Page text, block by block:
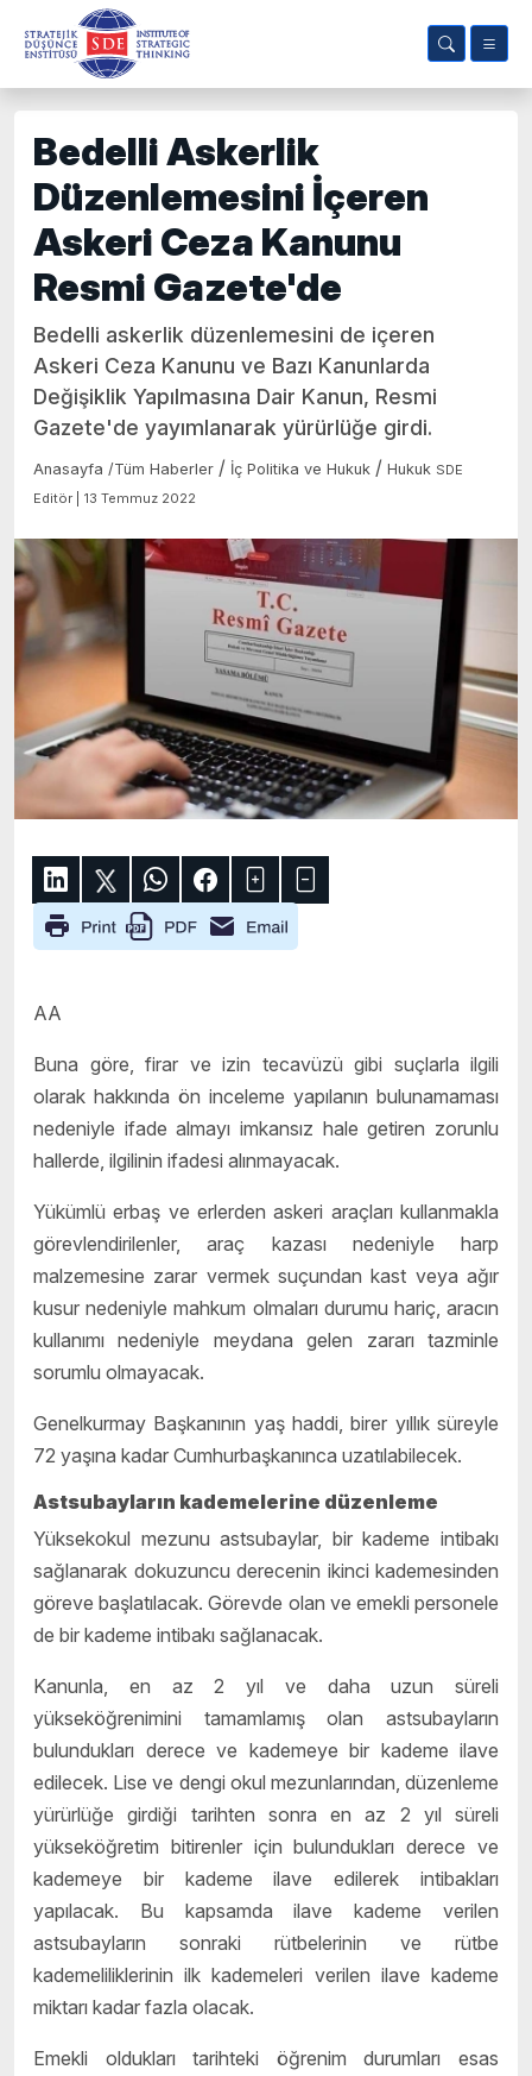
Bedelli Askerlik
Düzenlemesini İçeren
Askeri Ceza Kanunu
Resmi Gazete'de
Bedelli askerlik düzenlemesini de içeren
Askeri Ceza Kanunu ve Bazı Kanunlarda
Değişiklik Yapılmasına Dair Kanun, Resmi
Gazete'de yayımlanarak yürürlüğe girdi.
Anasayfa /Tüm Haberler / İç Politika ve Hukuk / Hukuk SDE
Editör | 13 Temmuz 2022
AA
Buna göre, firar ve izin tecavüzü gibi suçlarla ilgili
olarak hakkında ön inceleme yapılanın bulunamaması
nedeniyle ifade almayı imkansız hale getiren zorunlu
hallerde, ilgilinin ifadesi alınmayacak.
Yükümlü erbaş ve erlerden askeri araçları kullanmakla
görevlendirilenler, araç kazası nedeniyle harp
malzemesine zarar vermek suçundan kast veya ağır
kusur nedeniyle mahkum olmaları durumu hariç, aracın
kullanımı nedeniyle meydana gelen zararı tazminle
sorumlu olmayacak.
Genelkurmay Başkanının yaş haddi, birer yıllık süreyle
72 yaşına kadar Cumhurbaşkanınca uzatılabilecek.
Astsubayların kademelerine düzenleme
Yüksekokul mezunu astsubaylar, bir kademe intibakı
sağlanarak dokuzuncu derecenin ikinci kademesinden
göreve başlatılacak. Görevde olan ve emekli personele
de bir kademe intibakı sağlanacak.
Kanunla, en az 2 yıl ve daha uzun süreli
yükseköğrenimini tamamlamış olan astsubayların
bulundukları derece ve kademeye bir kademe ilave
edilecek. Lise ve dengi okul mezunlarından, düzenleme
yürürlüğe girdiği tarihten sonra en az 2 yıl süreli
yükseköğretim bitirenler için bulundukları derece ve
kademeye bir kademe ilave edilerek intibakları
yapılacak. Bu kapsamda ilave kademe verilen
astsubayların sonraki rütbelerinin ve rütbe
kademeliliklerinin ilk kademeleri verilen ilave kademe
miktarı kadar fazla olacak.
Emekli oldukları tarihteki öğrenim durumları esas